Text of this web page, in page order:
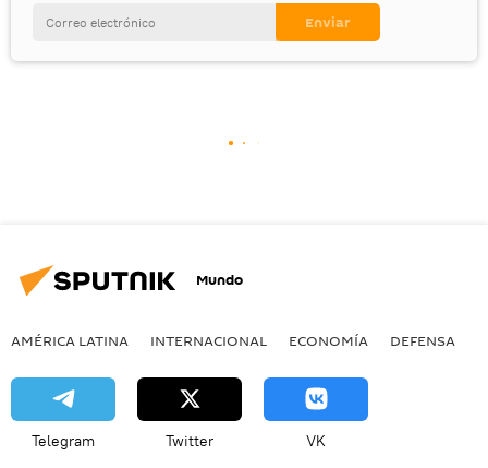
Mundo
AMÉRICA LATINA INTERNACIONAL ECONOMÍA DEFENSA
Telegram Twitter VK